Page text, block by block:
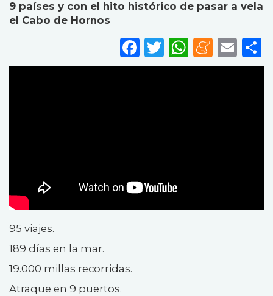
9 países y con el hito histórico de pasar a vela
el Cabo de Hornos
Facebook
Twitter
95 viajes.
189 días en la mar.
19.000 millas recorridas.
Atraque en 9 puertos.